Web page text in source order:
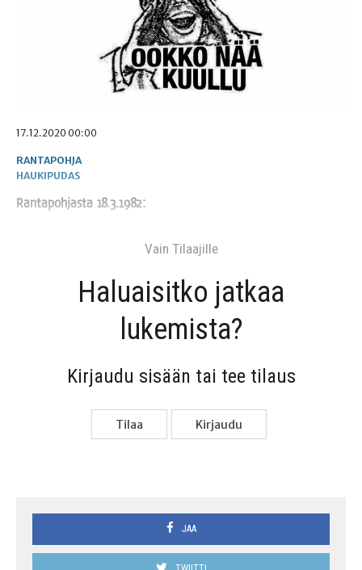
17.12.2020 00:00
RANTAPOHJA
HAUKIPUDAS
Ran­ta­poh­jas­ta 18.3.1982:
Vain Tilaa­jil­le
Haluai­sit­ko jat­kaa
lukemista?
Kir­jau­du sisään tai tee tilaus
Tilaa Kir­jau­du
JAA